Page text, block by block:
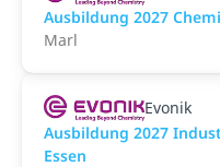
Ausbildung 2027
Marl
Evonik
Ausbildung 2027
Essen